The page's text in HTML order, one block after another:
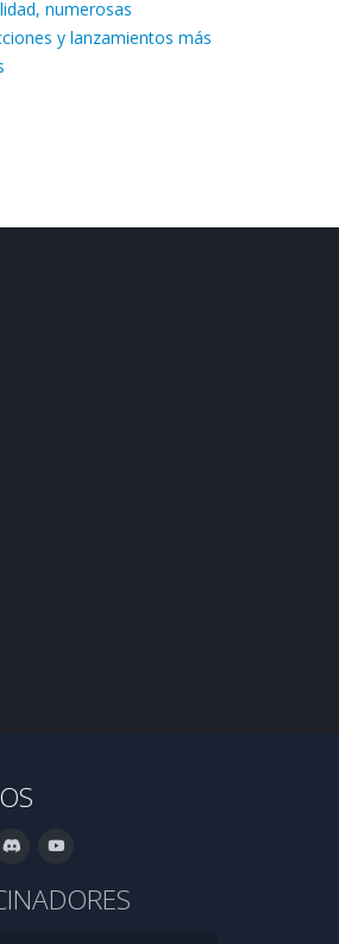
numerosas
y lanzamientos más